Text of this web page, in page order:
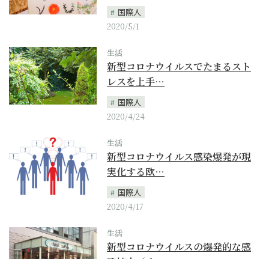
国際人
2020/5/1
生活
新型コロナウイルスでたまるスト
レスを上手…
国際人
2020/4/24
生活
新型コロナウイルス感染爆発が現
実化する欧…
国際人
2020/4/17
生活
新型コロナウイルスの爆発的な感